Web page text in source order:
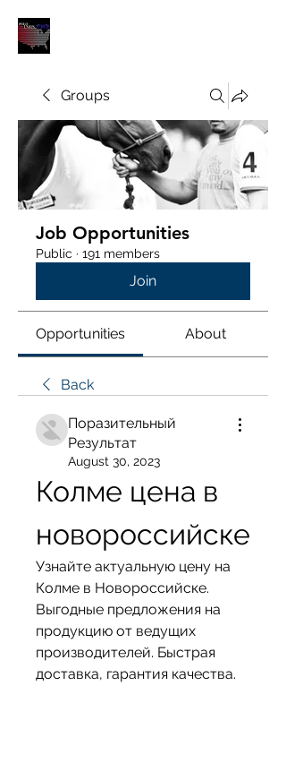
Groups
Job Opportunities
Public · 191 members
Join
Opportunities About
Back
Поразительный
Результат
August 30, 2023
Колме цена в
новороссийске
Узнайте актуальную цену на
Колме в Новороссийске.
Выгодные предложения на
продукцию от ведущих
производителей. Быстрая
доставка, гарантия качества.